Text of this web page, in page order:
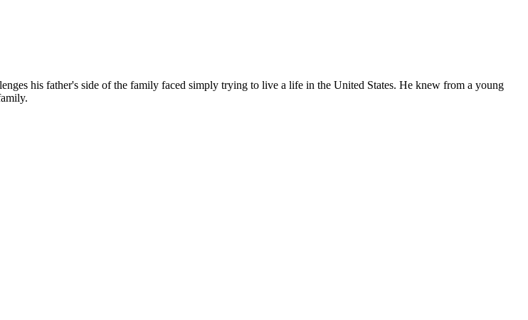
his father's side of the family faced simply trying to live a life in the United States. He knew from a young